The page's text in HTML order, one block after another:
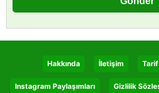
Hakkında İletişim Tarif
Instagram Paylaşımları Gizlilik